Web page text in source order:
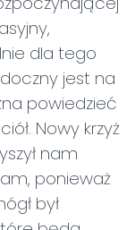
dla tego
jest na
powiedzieć
Nowy krzyż
nam
ponieważ
był